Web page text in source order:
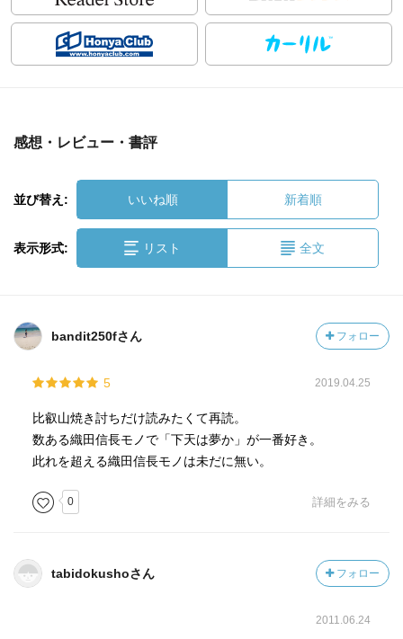
感想・レビュー・書評
並び替え: いいね順 新着順
表示形式: リスト 全文
bandit250fさん フォロー
5 2019.04.25
比叡山焼き討ちだけ読みたくて再読。
数ある織田信長モノで「下天は夢か」が一番好き。
此れを超える織田信長モノは未だに無い。
0 詳細をみる
tabidokushoさん フォロー
2011.06.24